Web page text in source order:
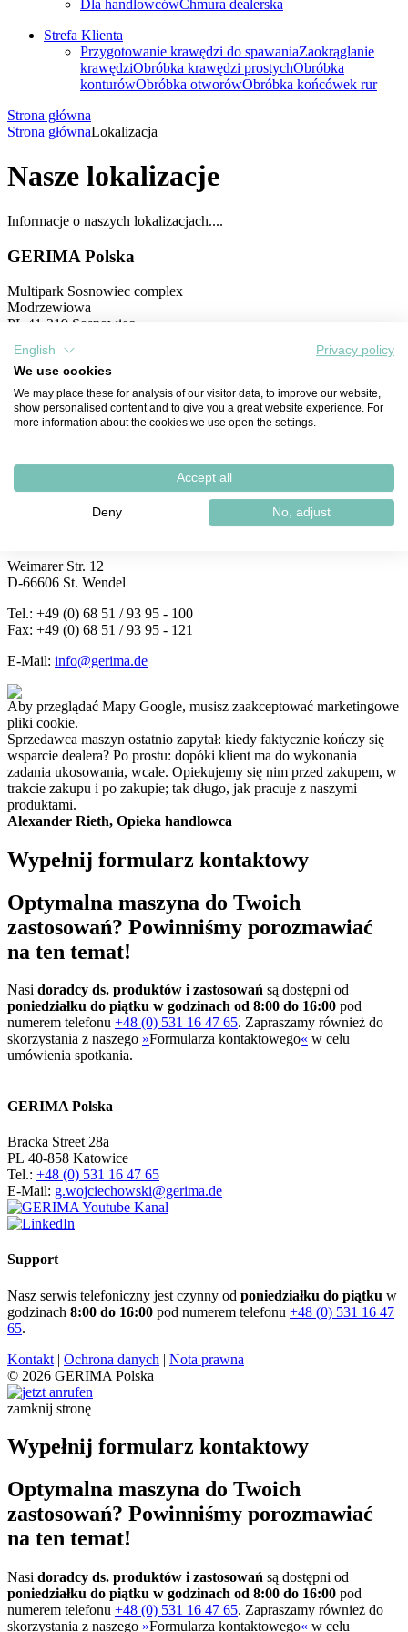
Dla handlowcówChmura dealerska
Strefa Klienta
Przygotowanie krawędzi do spawaniaZaokrąglanie
krawędziObróbka krawędzi prostychObróbka
konturówObróbka otworówObróbka końcówek rur
Strona główna
Strona głównaLokalizacja
Nasze lokalizacje
Informacje o naszych lokalizacjach....
GERIMA Polska
Multipark Sosnowiec complex
Modrzewiowa
PL 41-219 Sosnowiec
Tel.: +48 (0) 531 16 47 65
E-Mail: info@gerima.de
Aby przeglądać Mapy Google,musisz zaakceptować marketingowe
pliki cookie.
Weimarer Str. 12
D-66606 St. Wendel
Tel.: +49 (0) 68 51 / 93 95 - 100
Fax: +49 (0) 68 51 / 93 95 - 121
E-Mail: info@gerima.de
Aby przeglądać Mapy Google, musisz zaakceptować marketingowe
pliki cookie.
Sprzedawca maszyn ostatnio zapytał: kiedy faktycznie kończy się
wsparcie dealera? Po prostu: dopóki klient ma do wykonania
zadania ukosowania, wcale. Opiekujemy się nim przed zakupem, w
trakcie zakupu i po zakupie; tak długo, jak pracuje z naszymi
produktami.
Alexander Rieth, Opieka handlowca
Wypełnij formularz kontaktowy
Optymalna maszyna do Twoich
zastosowań? Powinniśmy porozmawiać
na ten temat!
Nasi doradcy ds. produktów i zastosowań są dostępni od
poniedziałku do piątku w godzinach od 8:00 do 16:00 pod
numerem telefonu +48 (0) 531 16 47 65. Zapraszamy również do
skorzystania z naszego »Formularza kontaktowego« w celu
umówienia spotkania.
GERIMA Polska
Bracka Street 28a
PL 40-858 Katowice
Tel.: +48 (0) 531 16 47 65
E-Mail: g.wojciechowski@gerima.de
Support
Nasz serwis telefoniczny jest czynny od poniedziałku do piątku w
godzinach 8:00 do 16:00 pod numerem telefonu +48 (0) 531 16 47
65.
Kontakt | Ochrona danych | Nota prawna
© 2026 GERIMA Polska
zamknij stronę
Wypełnij formularz kontaktowy
Optymalna maszyna do Twoich
zastosowań? Powinniśmy porozmawiać
na ten temat!
Nasi doradcy ds. produktów i zastosowań są dostępni od
poniedziałku do piątku w godzinach od 8:00 do 16:00 pod
numerem telefonu +48 (0) 531 16 47 65. Zapraszamy również do
skorzystania z naszego »Formularza kontaktowego« w celu
English
Privacy policy
We use cookies
We may place these for analysis of our visitor data, to improve our website,
show personalised content and to give you a great website experience. For
more information about the cookies we use open the settings.
Accept all
Deny No, adjust